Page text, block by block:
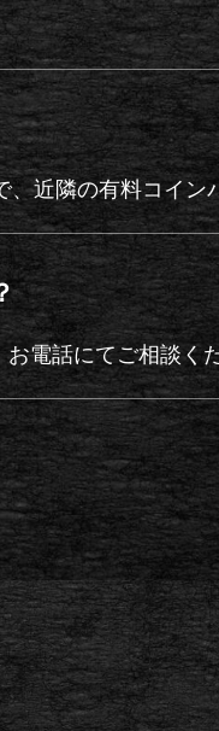
、近隣の有料コイン
電話にてご相談く